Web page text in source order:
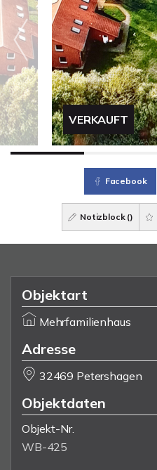
VERKAUFT
Facebook
Notizblock ()
Objektart
Mehrfamilienhaus
Adresse
32469 Petershagen
Objektdaten
Objekt-Nr.
WB-425